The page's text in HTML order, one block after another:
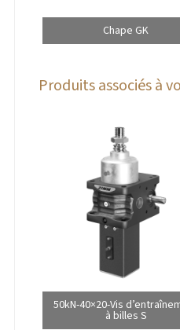
Chape GK
Produits associés à
50kN-40×20-Vis
à billes S